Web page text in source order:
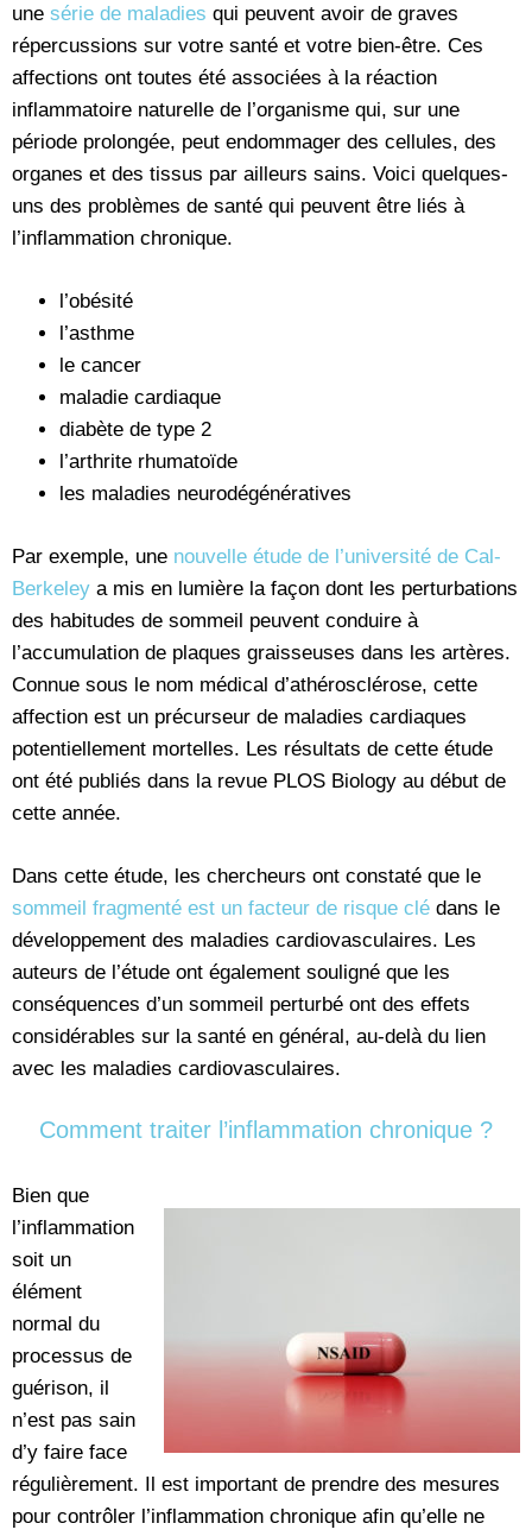
une série de maladies qui peuvent avoir de graves
répercussions sur votre santé et votre bien-être. Ces
affections ont toutes été associées à la réaction
inflammatoire naturelle de l’organisme qui, sur une
période prolongée, peut endommager des cellules, des
organes et des tissus par ailleurs sains. Voici quelques-
uns des problèmes de santé qui peuvent être liés à
l’inflammation chronique.
l’obésité
l’asthme
le cancer
maladie cardiaque
diabète de type 2
l’arthrite rhumatoïde
les maladies neurodégénératives
Par exemple, une nouvelle étude de l’université de Cal-
Berkeley a mis en lumière la façon dont les perturbations
des habitudes de sommeil peuvent conduire à
l’accumulation de plaques graisseuses dans les artères.
Connue sous le nom médical d’athérosclérose, cette
affection est un précurseur de maladies cardiaques
potentiellement mortelles. Les résultats de cette étude
ont été publiés dans la revue PLOS Biology au début de
cette année.
Dans cette étude, les chercheurs ont constaté que le
sommeil fragmenté est un facteur de risque clé dans le
développement des maladies cardiovasculaires. Les
auteurs de l’étude ont également souligné que les
conséquences d’un sommeil perturbé ont des effets
considérables sur la santé en général, au-delà du lien
avec les maladies cardiovasculaires.
Comment traiter l’inflammation chronique ?
Bien que
l’inflammation
soit un
élément
normal du
processus de
guérison, il
n’est pas sain
d’y faire face
régulièrement. Il est important de prendre des mesures
pour contrôler l’inflammation chronique afin qu’elle ne